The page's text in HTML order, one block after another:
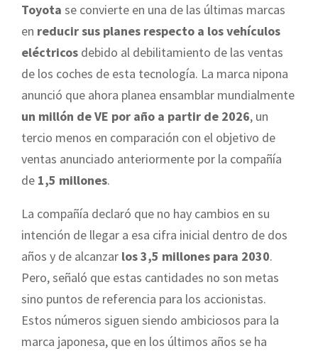
Toyota se convierte en una de las últimas marcas
en reducir sus planes respecto a los vehículos
eléctricos debido al debilitamiento de las ventas
de los coches de esta tecnología. La marca nipona
anunció que ahora planea ensamblar mundialmente
un millón de VE por año a partir de 2026, un
tercio menos en comparación con el objetivo de
ventas anunciado anteriormente por la compañía
de 1,5 millones.
La compañía declaró que no hay cambios en su
intención de llegar a esa cifra inicial dentro de dos
años y de alcanzar los 3,5 millones para 2030.
Pero, señaló que estas cantidades no son metas
sino puntos de referencia para los accionistas.
Estos números siguen siendo ambiciosos para la
marca japonesa, que en los últimos años se ha